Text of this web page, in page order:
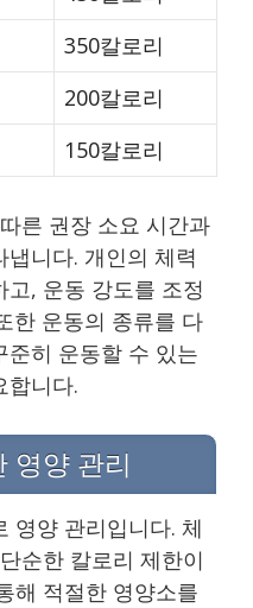
350칼로리
200칼로리
150칼로리
른 권장 소요 시간과
니다. 개인의 체력
, 운동 강도를 조정
한 운동의 종류를 다
준히 운동할 수 있는
합니다.
영양 관리
영양 관리입니다. 체
순한 칼로리 제한이
해 적절한 영양소를